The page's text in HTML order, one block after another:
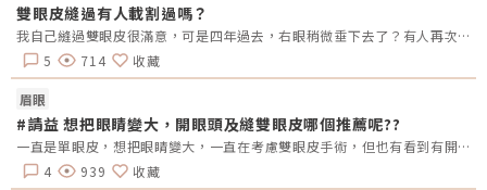
雙眼皮縫過有人載割過嗎？
我自己縫過雙眼皮很滿意，可是四年過去，右眼稍微垂下去了？有人再次縫？或者換成割的？又或者聽說可以去掉一些眼皮脂肪的經驗嗎？
5
714 收藏
眉眼
#請益 想把眼睛變大，開眼頭及縫雙眼皮哪個推薦呢??
一直是單眼皮，想把眼睛變大，一直在考慮雙眼皮手術，但也有看到有開眼頭的手術，哪總推薦呢?還是兩個都做??需要注意甚麼嗎??
4
939 收藏